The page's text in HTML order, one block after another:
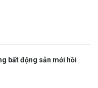
bất động sản mới hồi